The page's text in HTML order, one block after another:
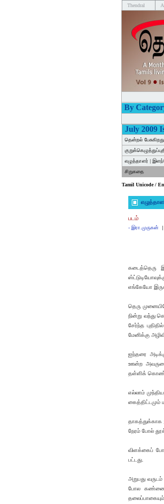
Thendral
By
July 2009
தென்றல் பேசுகிறது
எழுத்தாளர் |
சிறுகதை
Tamil Unicode /
படம்
- இரா.முருகன் |
கடைத்தெரு
எங்கேயோ
தெரு
நின்று வந்து
சேர்ந்த
மேனிக்கு
ஐந்தரை
ஊன்ற
தள்ளிக்
எல்லாம்
கைத்திட்டமும்
தாகத்துக்காக
நேரம் போல்
விளக்கைப்
பட்டது.
அறுபது
போல கண்ணை